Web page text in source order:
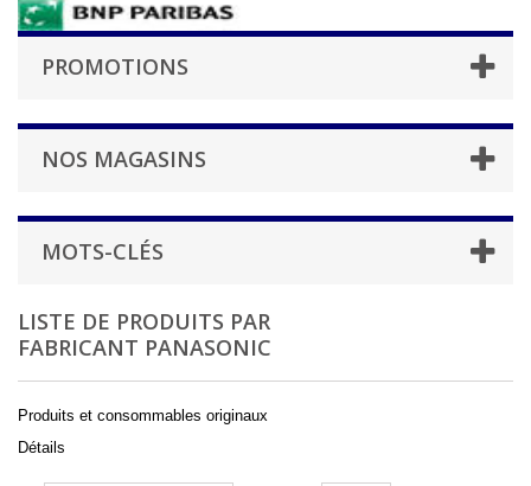
PROMOTIONS
NOS MAGASINS
MOTS-CLÉS
LISTE DE PRODUITS PAR
FABRICANT PANASONIC
Produits et consommables originaux
Détails